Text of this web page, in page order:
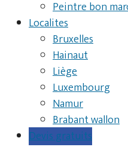
Peintre bon
Localites
Bruxelles
Hainaut
Liège
Luxembourg
Namur
Brabant wallon
Devis gratuits